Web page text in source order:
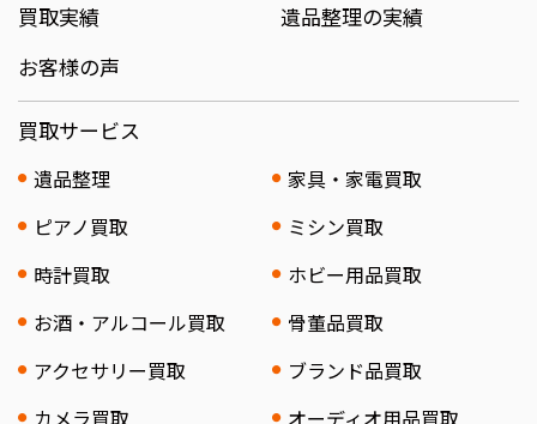
買取実績
遺品整理の実績
お客様の声
買取サービス
遺品整理
家具・家電買取
ピアノ買取
ミシン買取
時計買取
ホビー用品買取
お酒・アルコール買取
骨董品買取
アクセサリー買取
ブランド品買取
カメラ買取
オーディオ用品買取